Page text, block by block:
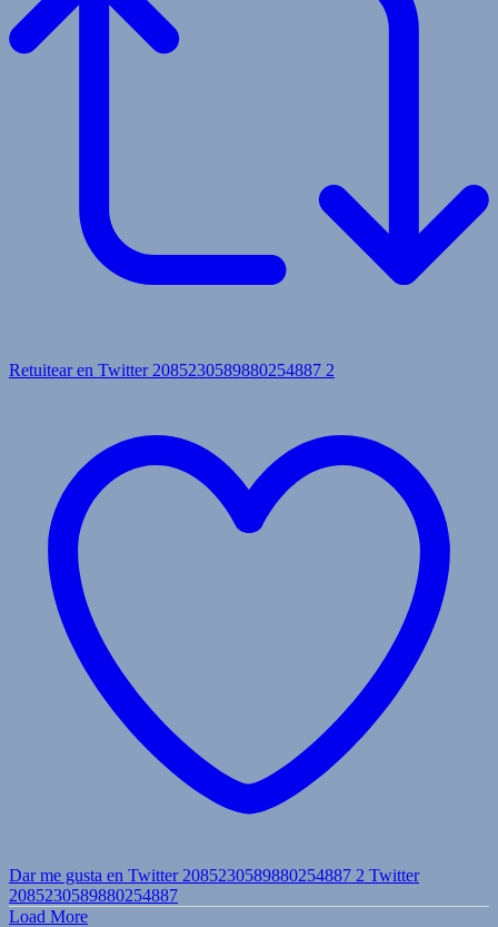
Retuitear en Twitter 2085230589880254887 2
Dar me gusta en Twitter 2085230589880254887 2 Twitter
2085230589880254887
Load More